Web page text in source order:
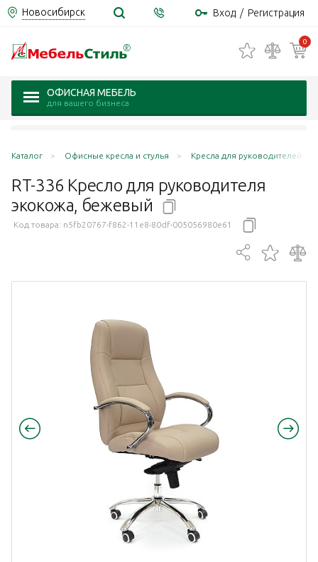
Новосибирск Вход / Регистрация
0
ОФИСНАЯ МЕБЕЛЬ
для вашего бизнеса
Каталог Офисные кресла и стулья Кресла для руководителей
RT-336 Кресло для руководителя
экокожа, бежевый
Код товара: n5fb20767-f862-11e8-80df-005056980e61